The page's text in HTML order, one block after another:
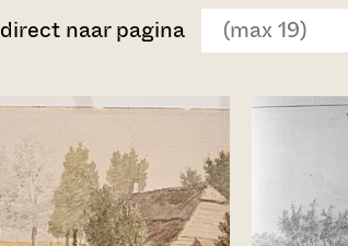
direct naar pagina